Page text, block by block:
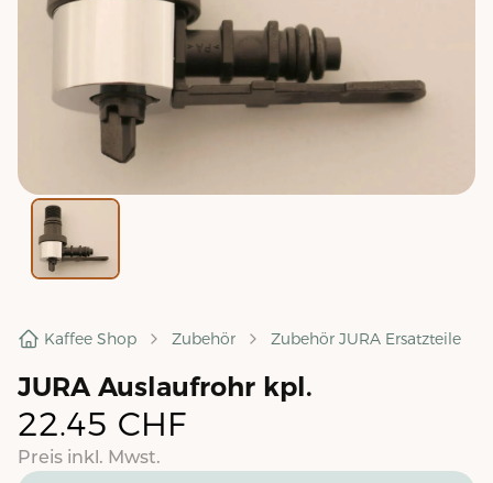
Kaffee Shop Zubehör Zubehör JURA Ersatzteile
JURA Auslaufrohr kpl.
22.45 CHF
Preis inkl. Mwst.